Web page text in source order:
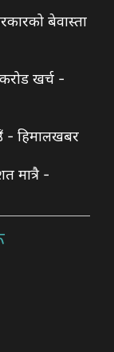
बेवास्ता
खर्च -
- हिमालखबर
मात्रै -